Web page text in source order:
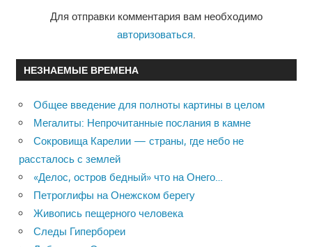
Для отправки комментария вам необходимо
авторизоваться.
НЕЗНАЕМЫЕ ВРЕМЕНА
Общее введение для полноты картины в целом
Мегалиты: Непрочитанные послания в камне
Сокровища Карелии — страны, где небо не
рассталось с землей
«Делос, остров бедный» что на Онего…
Петроглифы на Онежском берегу
Живопись пещерного человека
Следы Гипербореи